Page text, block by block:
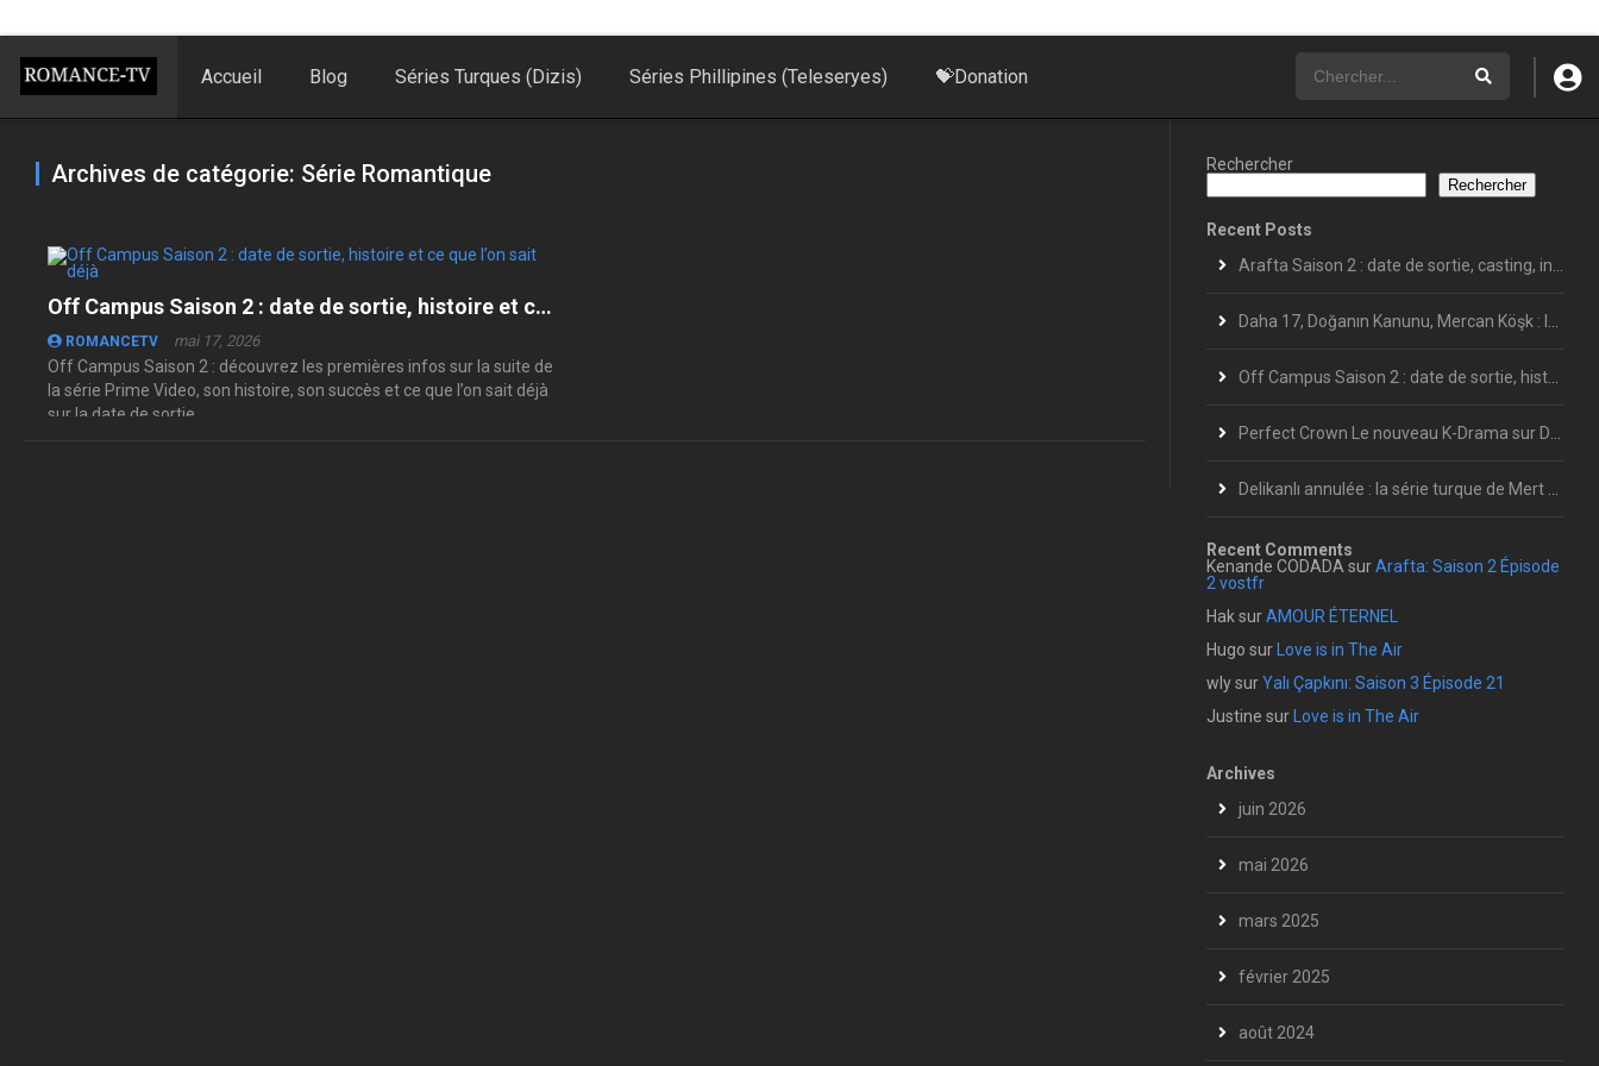
Accueil Blog Séries Turques (Dizis) Séries Phillipines (Teleseryes) 💝Donation
Archives de catégorie: Série Romantique
Off Campus Saison 2 : date de sortie, histoire et ce que l’on sait déjà
ROMANCETV mai 17, 2026
Off Campus Saison 2 : découvrez les premières infos sur la suite de
la série Prime Video, son histoire, son succès et ce que l’on sait déjà
sur la date de sortie.
Rechercher
Rechercher
Recent Posts
Arafta Saison 2 : date de sortie, casting, intrigue et dernières informations
Daha 17, Doğanın Kanunu, Mercan Köşk : les séries turques les plus attendues de l’été 2026
Off Campus Saison 2 : date de sortie, histoire et ce que l’on sait déjà
Perfect Crown Le nouveau K-Drama sur Disney+ : La date de sortie en France et le calendrier complet des épisodes
Delikanlı annulée : la série turque de Mert Ramazan Demir s’arrête après 7 épisodes
Recent Comments
Kenande CODADA surArafta: Saison 2 Épisode
2 vostfr
HaksurAMOUR ÉTERNEL
Hugo sur
Love is in The Air
wlysurYalı Çapkını: Saison 3 Épisode 21
Justine sur Love is in The Air
Archives
juin 2026
mai 2026
mars 2025
février 2025
août 2024